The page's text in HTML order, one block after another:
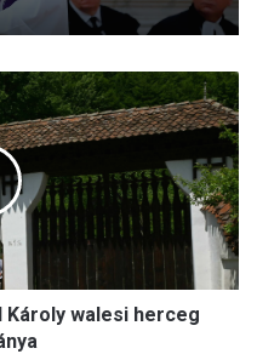
walesi herceg